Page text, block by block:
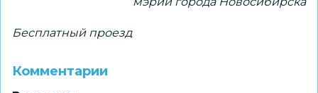
Бесплатный проезд
Комментарии